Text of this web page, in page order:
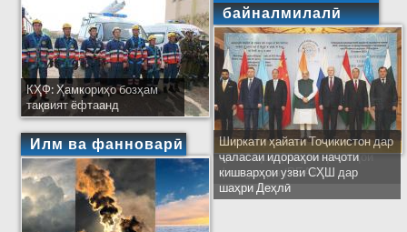
КҲФ: Ҳамкориҳо бозҳам
тақвият ёфтаанд
Илм ва фанноварӣ
байналмилалӣ
Ширкати ҳайати Тоҷикистон дар
ҷаласаи идораҳои наҷоти
кишварҳои узви СҲШ дар
шаҳри Деҳлӣ